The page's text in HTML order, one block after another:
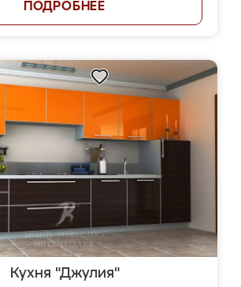
ПОДРОБНЕЕ
Кухня "Джулия"